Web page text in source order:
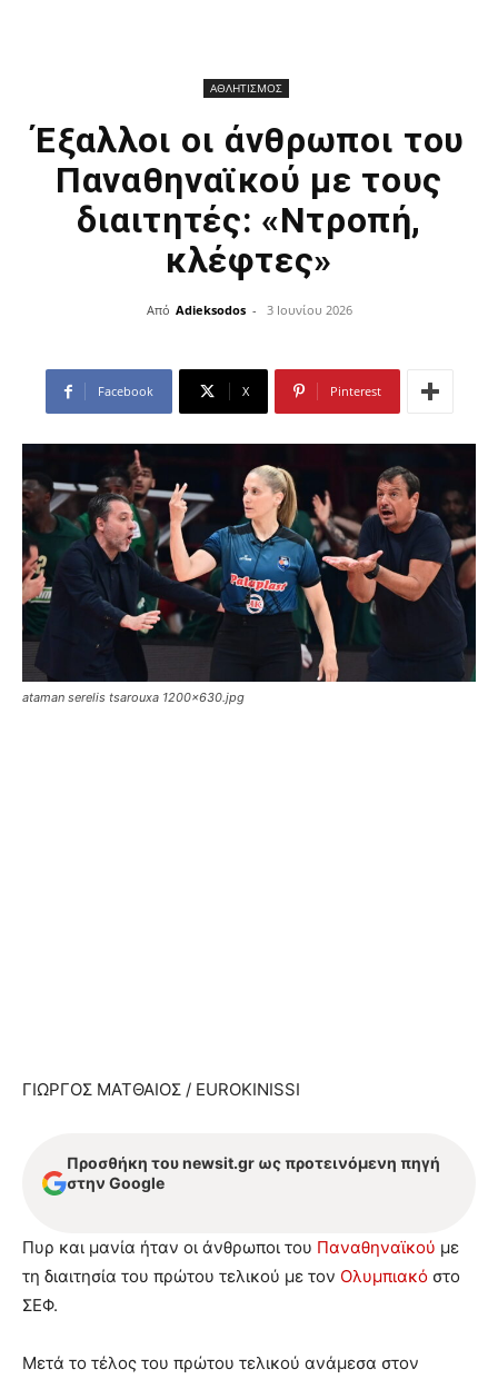
ΑΘΛΗΤΙΣΜΟΣ
Έξαλλοι οι άνθρωποι του
Παναθηναϊκού με τους
διαιτητές: «Ντροπή,
κλέφτες»
Από Adieksodos - 3 Ιουνίου 2026
Facebook X Pinterest
ataman serelis tsarouxa 1200x630.jpg
ΓΙΩΡΓΟΣ ΜΑΤΘΑΙΟΣ / EUROKINISSI
Προσθήκη του newsit.gr ως προτεινόμενη πηγή
στην Google
Πυρ και μανία ήταν οι άνθρωποι του Παναθηναϊκού με
τη διαιτησία του πρώτου τελικού με τον Ολυμπιακό στο
ΣΕΦ.
Μετά το τέλος του πρώτου τελικού ανάμεσα στον